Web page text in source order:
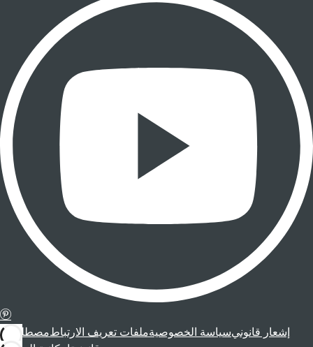
إشعار قانونيسياسة الخصوصيةملفات تعريف الارتباطمصطلحات